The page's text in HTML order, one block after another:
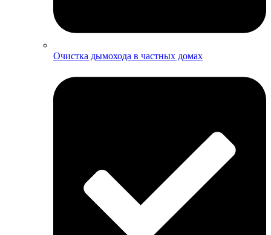
Очистка дымохода в частных домах